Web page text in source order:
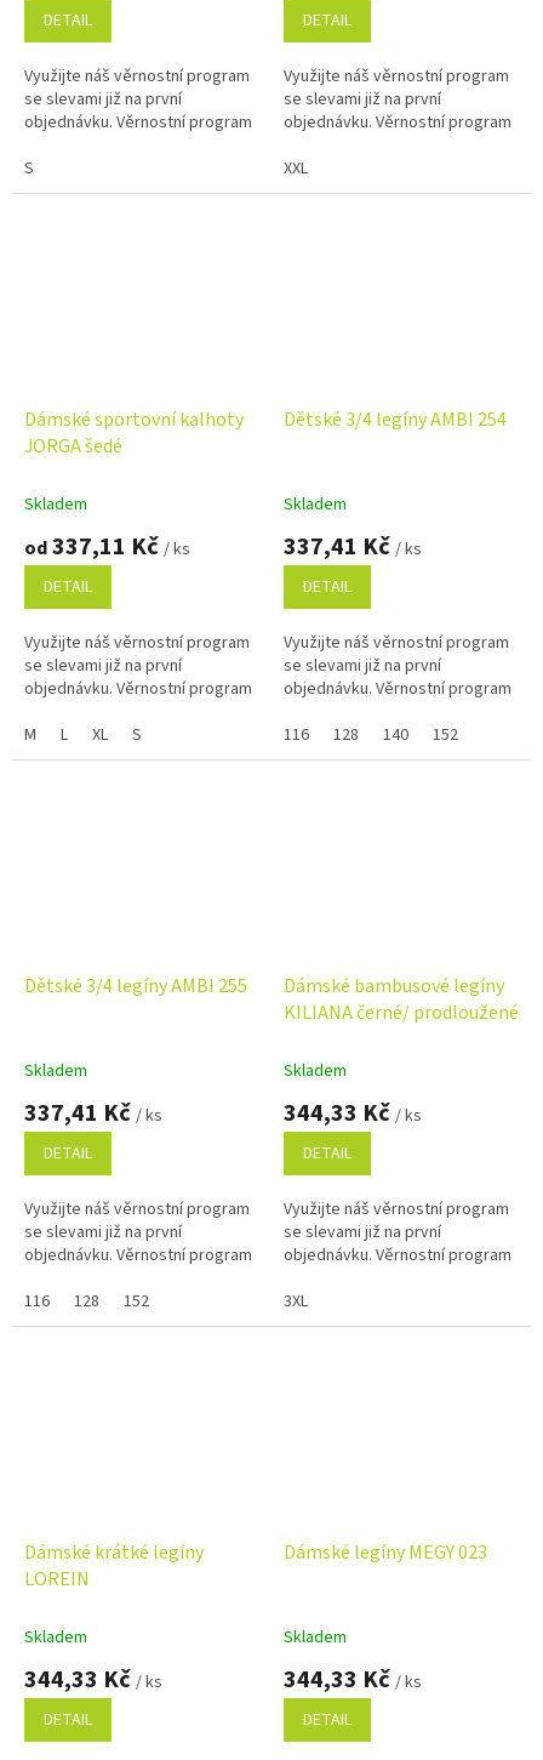
DETAIL
Využijte náš věrnostní program
se slevami již na první
objednávku. Věrnostní program
S
DETAIL
Využijte náš věrnostní program
se slevami již na první
objednávku. Věrnostní program
XXL
Dámské sportovní kalhoty
JORGA šedé
Skladem
od337,11 Kč / ks
DETAIL
Využijte náš věrnostní program
se slevami již na první
objednávku. Věrnostní program
M
L XL S
Dětské 3/4 legíny AMBI 254
Skladem
337,41 Kč / ks
DETAIL
Využijte náš věrnostní program
se slevami již na první
objednávku. Věrnostní program
116
128 140 152
Dětské 3/4 legíny AMBI 255
Skladem
337,41 Kč / ks
DETAIL
Využijte náš věrnostní program
se slevami již na první
objednávku. Věrnostní program
116
128 152
Dámské bambusové legíny
KILIANA černé/ prodloužené
Skladem
344,33 Kč / ks
DETAIL
Využijte náš věrnostní program
se slevami již na první
objednávku. Věrnostní program
3XL
Dámské krátké legíny
LOREIN
Skladem
344,33 Kč / ks
DETAIL
Dámské legíny MEGY 023
Skladem
344,33 Kč / ks
DETAIL